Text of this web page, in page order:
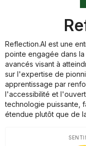
Reflection.AI est une
pointe engagée dans
avancés visant à
sur l'expertise de
apprentissage par
l'accessibilité et
technologie puissante,
étendue plutôt que de